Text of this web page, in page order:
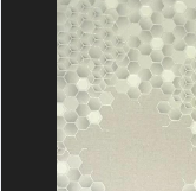
воспаления:
это появлением
диаметром до
границей, склонны
ангиоотек -
и дыхательных